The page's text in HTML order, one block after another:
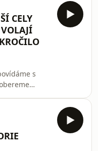
CELY
s